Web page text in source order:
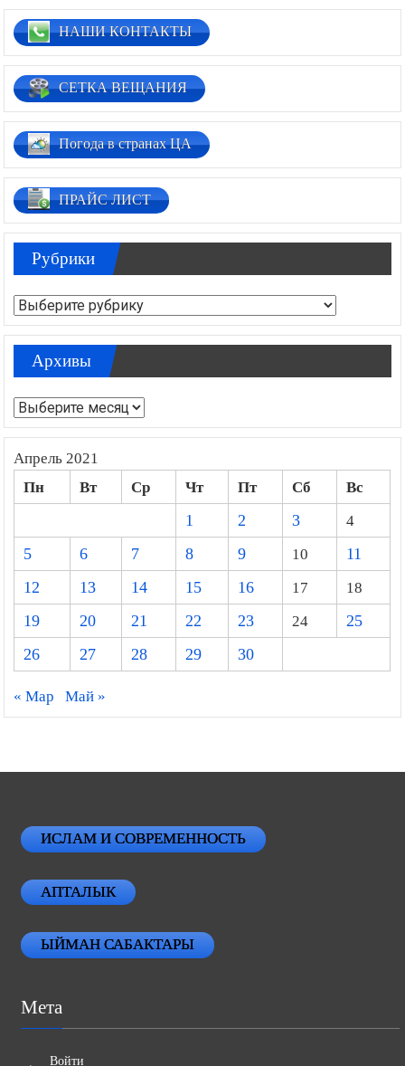
НАШИ КОНТАКТЫ
СЕТКА ВЕЩАНИЯ
Погода в странах ЦА
ПРАЙС ЛИСТ
Рубрики
Рубрики
Архивы
Архивы
Апрель 2021
Пн Вт Ср Чт Пт Сб
Вс
1
2 3
4
5
6 7 8 9 10
11
12
13 14 15 16 17
18
19
20 21 22 23 24
25
26
27 28 29 30
« Мар Май »
ИСЛАМ И СОВРЕМЕННОСТЬ
АПТАЛЫК
ЫЙМАН САБАКТАРЫ
Мета
Войти